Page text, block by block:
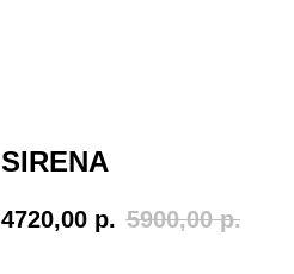
SIRENA
4720,00 р. 5900,00 р.